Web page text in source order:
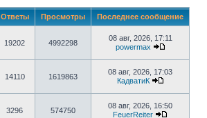
Ответы Просмотры Последнее сообщение
19202 4992298
08 авг, 2026, 17:11
powermax
к
14110 1619863
08 авг, 2026, 17:03
КадватиК
к
последнему
сообщению
3296 574750
08 авг, 2026, 16:50
FeuerReiter